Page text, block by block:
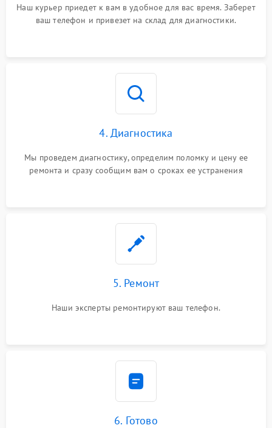
Наш курьер приедет к вам в удобное для вас время. Заберет
ваш телефон и привезет на склад для диагностики.
4. Диагностика
Мы проведем диагностику, определим поломку и цену ее
ремонта и сразу сообщим вам о сроках ее устранения
5. Ремонт
Наши эксперты ремонтируют ваш телефон.
6. Готово